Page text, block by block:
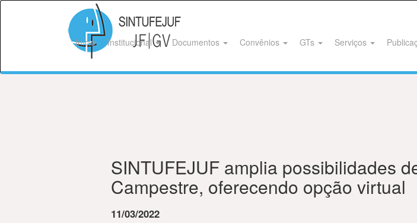
Início Institucional Documentos Convênios GTs Serviços
SINTUFEJUF amplia possibilidades
Campestre, oferecendo opção virtual
11/03/2022